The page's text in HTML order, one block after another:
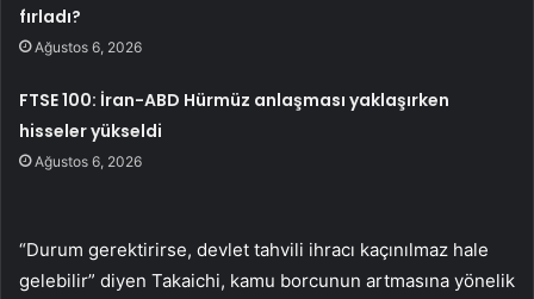
fırladı?
Ağustos 6, 2026
FTSE 100: İran-ABD Hürmüz anlaşması yaklaşırken
hisseler yükseldi
Ağustos 6, 2026
“Durum gerektirirse, devlet tahvili ihracı kaçınılmaz hale
gelebilir” diyen Takaichi, kamu borcunun artmasına yönelik